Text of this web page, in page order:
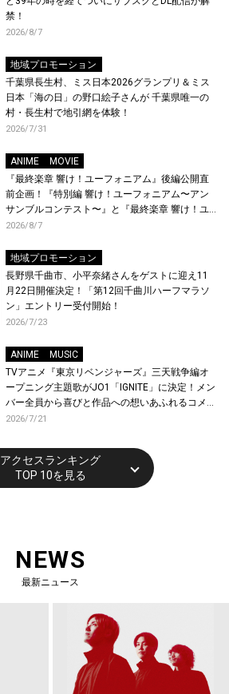
禁！
2026/8/7
地域プロモーション
千葉県長生村、ミス日本2026グランプリ＆ミス
日本「海の日」の野口絵子さんが 千葉県唯一の
村・長生村で地引網を体験！
2026/7/31
ANIME
MOVIE
『最終楽章 響け！ユーフォニアム』後編公開直
前企画！『特別編 響け！ユーフォニアム〜アン
サンブルコンテスト〜』と『最終楽章 響け！ユ
ーフォニアム』前編の一挙上映が決定！
2026/8/7
地域プロモーション
長野県千曲市、小平奈緒さんをゲストに迎え11
月22日開催決定！「第12回千曲川ハーフマラソ
ン」エントリー受付開始！
2026/7/23
ANIME
MUSIC
TVアニメ『東京リベンジャーズ』三天戦争編オ
ープニング主題歌がJO1「IGNITE」に決定！メン
バー全員から喜びと作品への想いあふれるコメン
トが到着！9月に東京・大阪で先行上映会を開
2026/7/21
アクセスランキング
TOP 10を見る
NEWS
最新ニュース